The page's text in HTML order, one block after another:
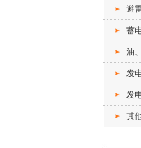
避
蓄
油
发
发
其